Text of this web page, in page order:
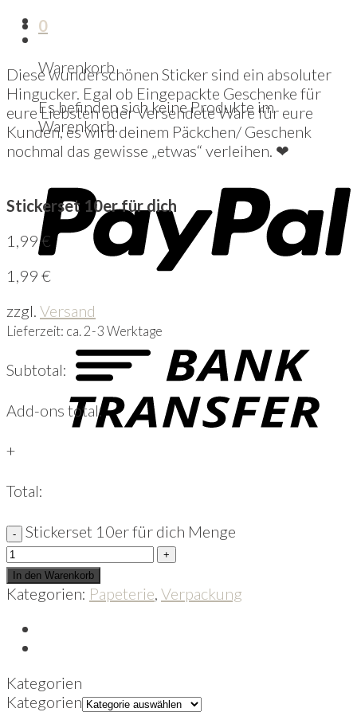
0
Warenkorb
Es befinden sich keine Produkte im
Warenkorb.
Diese wunderschönen Sticker sind ein absoluter
Hingucker. Egal ob Eingepackte Geschenke für
eure Liebsten oder Versendete Ware für eure
Kunden, es wird deinem Päckchen/ Geschenk
nochmal das gewisse „etwas“ verleihen. ❤
Stickerset 10er für dich
1,99€
1,99 €
zzgl. Versand
Lieferzeit: ca. 2-3 Werktage
Subtotal:
Add-ons total:
+
Total:
Stickerset 10er für dich Menge
In den Warenkorb
Kategorien: Papeterie Verpackung
Kategorien
Kategorien